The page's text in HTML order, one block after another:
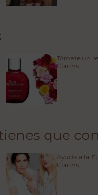
Tómate un
Clarins
que
Ayuda a la
Clarins